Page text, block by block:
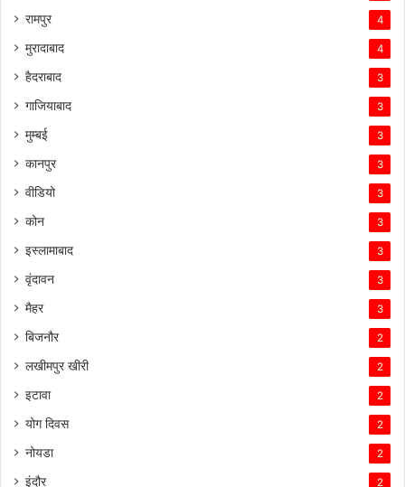
रामपुर 4
मुरादाबाद 4
हैदराबाद 3
गाजियाबाद 3
मुम्बई 3
कानपुर 3
वीडियो 3
कोन 3
इस्लामाबाद 3
वृंदावन 3
मैहर 3
बिजनौर 2
लखीमपुर खीरी 2
इटावा 2
योग दिवस 2
नोयडा 2
इंदौर 2